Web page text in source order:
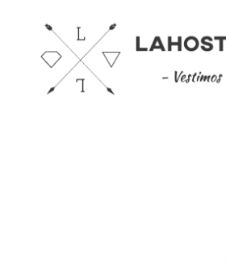
contenido